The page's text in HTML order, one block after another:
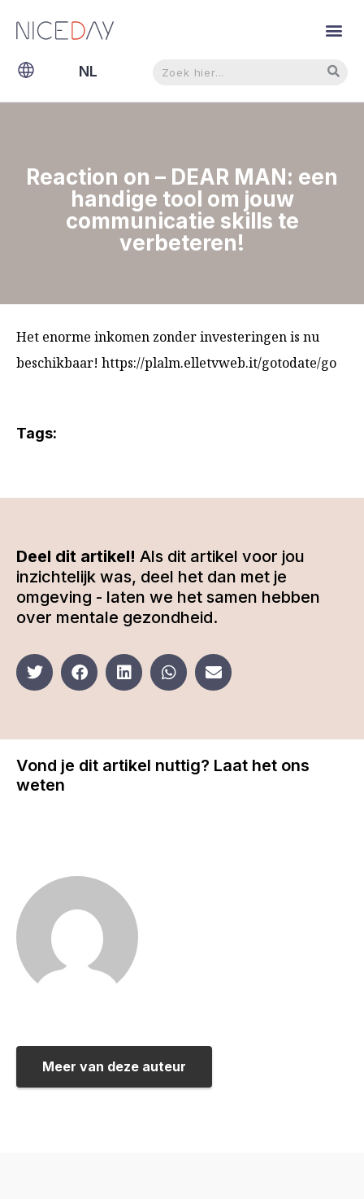
NL
EN
Reaction on – DEAR MAN: een
handige tool om jouw
communicatie skills te
verbeteren!
Het enorme inkomen zonder investeringen is nu
beschikbaar! https://plalm.elletvweb.it/gotodate/go
Tags:
Deel dit artikel! Als dit artikel voor jou
inzichtelijk was, deel het dan met je
omgeving - laten we het samen hebben
over mentale gezondheid.
Vond je dit artikel nuttig? Laat het ons
weten
Meer van deze auteur